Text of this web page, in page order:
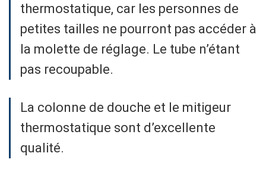
thermostatique, car les personnes de
petites tailles ne pourront pas accéder à
la molette de réglage. Le tube n’étant
pas recoupable.
La colonne de douche et le mitigeur
thermostatique sont d’excellente
qualité.